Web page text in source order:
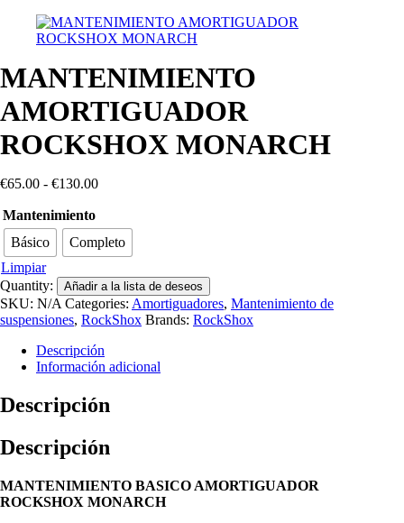
MANTENIMIENTO
AMORTIGUADOR
ROCKSHOX MONARCH
€65.00 - €130.00Rango
desde
€65.00
€130.00
Mantenimiento
Básico
Completo
Limpiar
Quantity:
Añadir a la lista de deseos
SKU: N/A Categories: Amortiguadores, Mantenimiento de
suspensiones, RockShox Brands: RockShox
Descripción
Información adicional
Descripción
Descripción
MANTENIMIENTO BASICO AMORTIGUADOR
ROCKSHOX MONARCH